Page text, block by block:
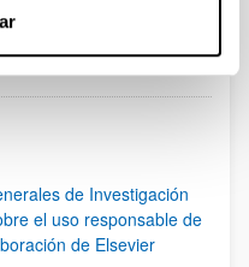
de Investigación
el uso responsable de
de Elsevier